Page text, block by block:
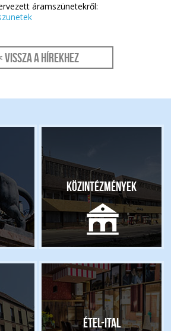
áramszünetekről:
Vissza a hírekhez
Közintézmények
Étel-ital